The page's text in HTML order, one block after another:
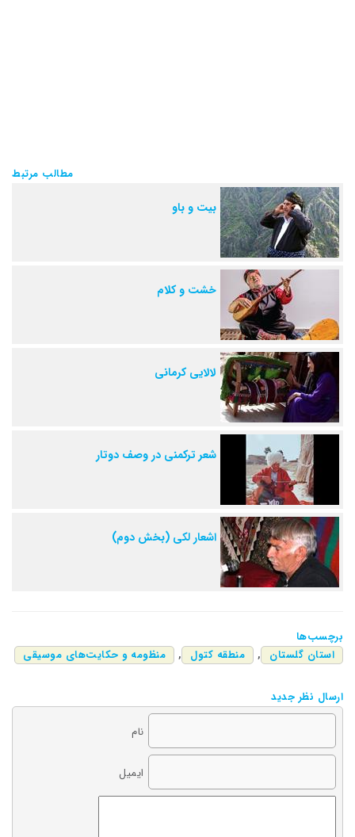
مطالب مرتبط
بیت و باو
خشت و کلام
لالایی کرمانی
شعر ترکمنی در وصف دوتار
اشعار لکی (بخش دوم)
برچسب‌ها
استان گلستان
, منطقه کتول , منظومه و حکایت‌های موسیقی
ارسال نظر جدید
نام
ایمیل